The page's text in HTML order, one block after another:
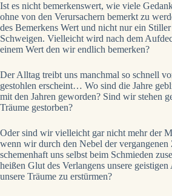
Ist es nicht bemerkenswert, wie viele
ohne von den Verursachern bemerkt zu
des Bemerkens Wert und nicht nur ein
Schweigen. Vielleicht wird nach dem
einem Wert den wir endlich bemerken?
Der Alltag treibt uns manchmal so schnell
gestohlen erscheint… Wo sind die Jahre
mit den Jahren geworden? Sind wir stehen
Träume gestorben?
Oder sind wir vielleicht gar nicht mehr der
wenn wir durch den Nebel der vergangenen
schemenhaft uns selbst beim Schmieden
heißen Glut des Verlangens unsere
unsere Träume zu erstürmen?